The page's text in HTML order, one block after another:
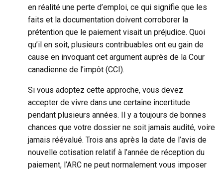
en réalité une perte d’emploi, ce qui signifie que les
faits et la documentation doivent corroborer la
prétention que le paiement visait un préjudice. Quoi
qu’il en soit, plusieurs contribuables ont eu gain de
cause en invoquant cet argument auprès de la Cour
canadienne de l’impôt (CCI).
Si vous adoptez cette approche, vous devez
accepter de vivre dans une certaine incertitude
pendant plusieurs années. Il y a toujours de bonnes
chances que votre dossier ne soit jamais audité, voire
jamais réévalué. Trois ans après la date de l’avis de
nouvelle cotisation relatif à l’année de réception du
paiement, l’ARC ne peut normalement vous imposer